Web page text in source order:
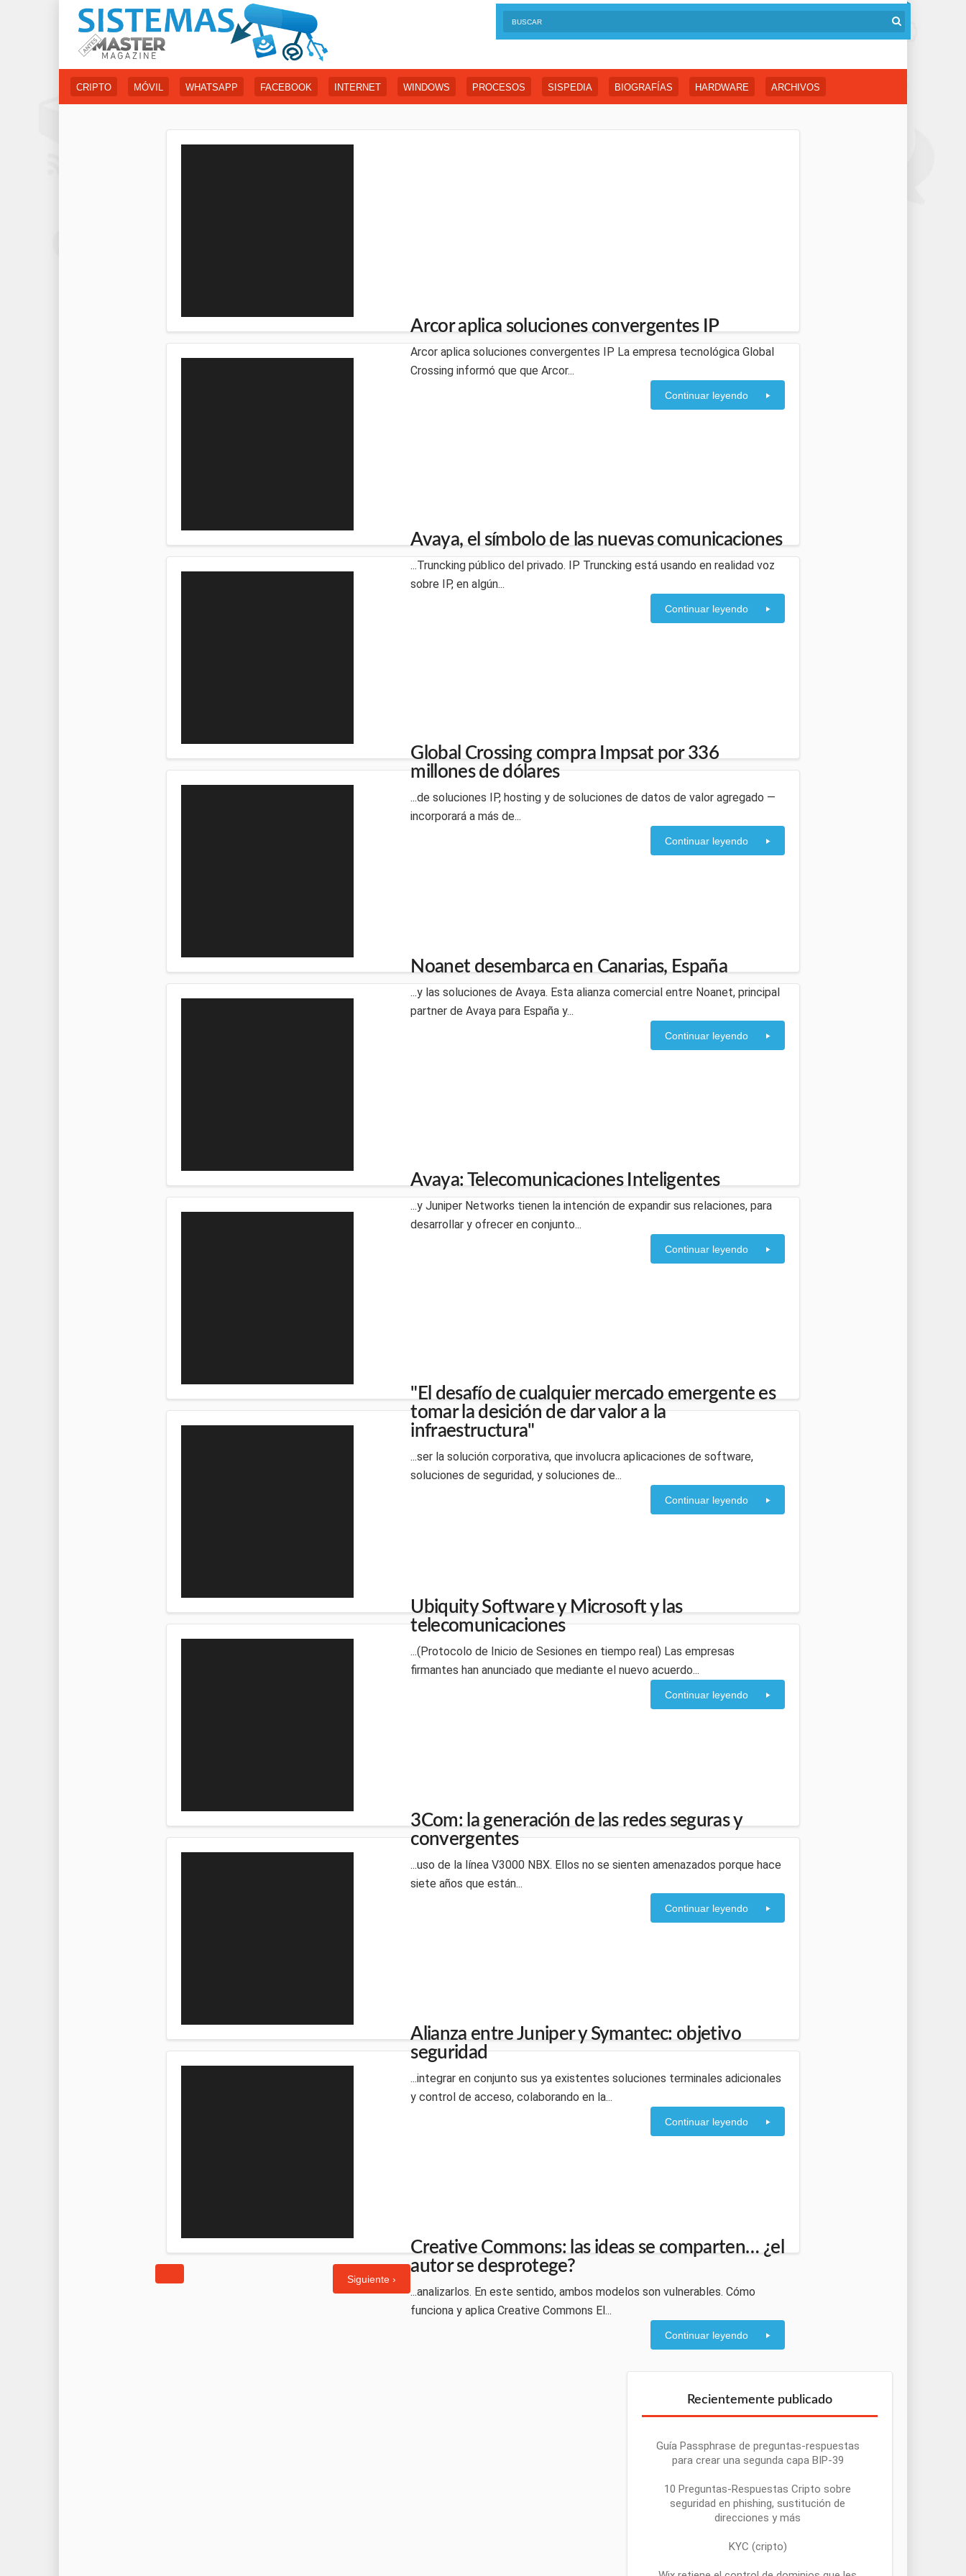
CRIPTO MÓVIL WHATSAPP FACEBOOK INTERNET WINDOWS PROCESOS SISPEDIA BIOGRAFÍAS HARDWARE ARCHIVOS
Arcor aplica soluciones convergentes IP
Arcor aplica soluciones convergentes IP La empresa tecnológica Global
Crossing informó que que Arcor...
Continuar leyendo
Avaya, el símbolo de las nuevas comunicaciones
...Truncking público del privado. IP Truncking está usando en realidad voz
sobre IP, en algún...
Continuar leyendo
Global Crossing compra Impsat por 336
millones de dólares
...de soluciones IP, hosting y de soluciones de datos de valor agregado —
incorporará a más de...
Continuar leyendo
Noanet desembarca en Canarias, España
...y las soluciones de Avaya. Esta alianza comercial entre Noanet, principal
partner de Avaya para España y...
Continuar leyendo
Avaya: Telecomunicaciones Inteligentes
...y Juniper Networks tienen la intención de expandir sus relaciones, para
desarrollar y ofrecer en conjunto...
Continuar leyendo
"El desafío de cualquier mercado emergente es
tomar la desición de dar valor a la
infraestructura"
...ser la solución corporativa, que involucra aplicaciones de software,
soluciones de seguridad, y soluciones de...
Continuar leyendo
Ubiquity Software y Microsoft y las
telecomunicaciones
...(Protocolo de Inicio de Sesiones en tiempo real) Las empresas
firmantes han anunciado que mediante el nuevo acuerdo...
Continuar leyendo
3Com: la generación de las redes seguras y
convergentes
...uso de la línea V3000 NBX. Ellos no se sienten amenazados porque hace
siete años que están...
Continuar leyendo
Alianza entre Juniper y Symantec: objetivo
seguridad
...integrar en conjunto sus ya existentes soluciones terminales adicionales
y control de acceso, colaborando en la...
Continuar leyendo
Creative Commons: las ideas se comparten… ¿el
autor se desprotege?
...analizarlos. En este sentido, ambos modelos son vulnerables. Cómo
funciona y aplica Creative Commons El...
Continuar leyendo
Siguiente ›
Recientemente publicado
Guía Passphrase de preguntas-respuestas
para crear una segunda capa BIP-39
10 Preguntas-Respuestas Cripto sobre
seguridad en phishing, sustitución de
direcciones y más
KYC (cripto)